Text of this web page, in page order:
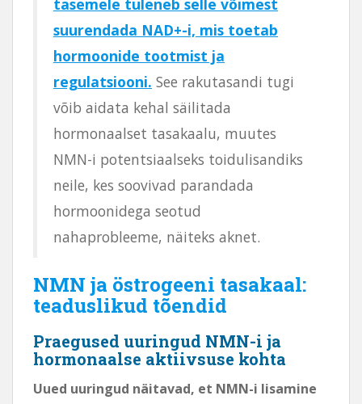
suurendada NAD+-i, mis toetab
hormoonide tootmist ja
regulatsiooni. See rakutasandi tugi
võib aidata kehal säilitada
hormonaalset tasakaalu, muutes
NMN-i potentsiaalseks toidulisandiks
neile, kes soovivad parandada
hormoonidega seotud
nahaprobleeme, näiteks aknet.
NMN ja östrogeeni tasakaal:
teaduslikud tõendid
Praegused uuringud NMN-i ja
hormonaalse aktiivsuse kohta
Uued uuringud näitavad, et NMN-i lisamine